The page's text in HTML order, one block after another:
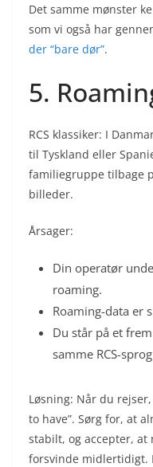
Det samme mønster
som vi også har
der “bare dør”.
5.
RCS klassiker: I
til Tyskland eller
familiegruppe tilbage
billeder.
Årsager:
Din operatør
roaming.
Roaming-data er
Du står på et
samme RCS-
Løsning: Når du
to have”. Sørg for, at
stabilt, og accepter, at
forsvinde midlertidigt.